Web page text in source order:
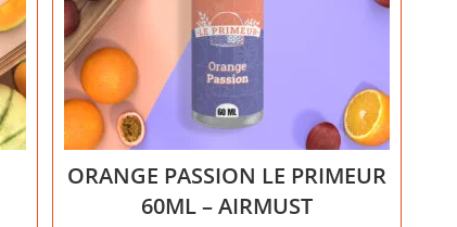
ORANGE PASSION LE PRIMEUR
60ML – AIRMUST